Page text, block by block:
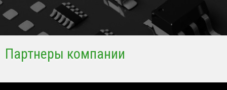
Партнеры компании